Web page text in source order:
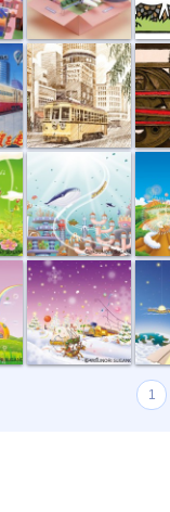
色鉛筆画 新聞
海中都市 花火
聖なる惑星 夜空
1